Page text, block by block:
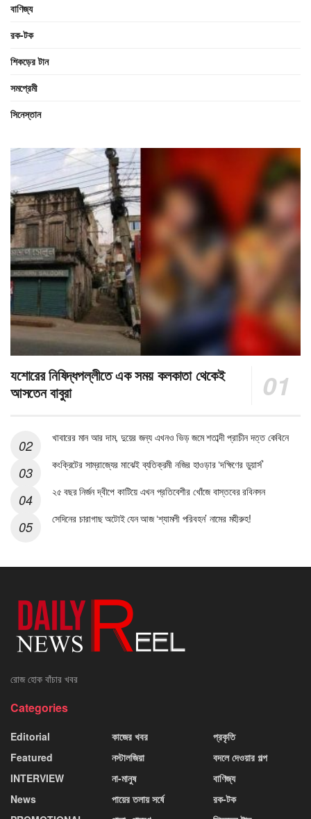
বাণিজ্য
রক-টক
শিকড়ের টান
সমপ্রেমী
সিনেস্তান
যশোরের নিষিদ্ধপল্লীতে এক সময় কলকাতা থেকেই
আসতেন বাবুরা
খাবারের মান আর দাম, দুয়ের জন্য এখনও ভিড় জমে শতাব্দী প্রাচীন দত্ত কেবিনে
কংক্রিটের সাম্রাজ্যের মাঝেই ব্যতিক্রমী নজির হাওড়ার ‘দক্ষিণের ডুয়ার্স’
২৫ বছর নির্জন দ্বীপে কাটিয়ে এখন প্রতিবেশীর খোঁজে বাস্তবের রবিনসন
সেদিনের চারাগাছ অটোই যেন আজ ‘শ্যামলী পরিবহন’ নামের মহীরুহ!
রোজ হোক বাঁচার খবর
Categories
Editorial
Featured
INTERVIEW
News
কাজের খবর
নস্টালজিয়া
না-মানুষ
পায়ের তলায় সর্ষে
প্রকৃতি
বদলে দেওয়ার গল্প
বাণিজ্য
রক-টক